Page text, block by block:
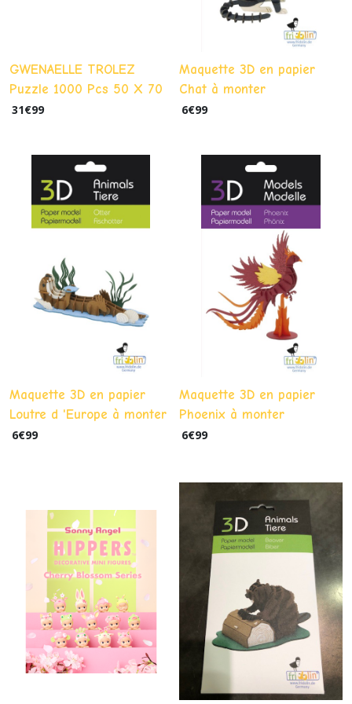
GWENAELLE TROLEZ
Puzzle 1000 Pcs 50 X 70
Cm + Pochon - Meduses
31€99
Maquette 3D en papier
Chat à monter
6€99
Maquette 3D en papier
Loutre d 'Europe à monter
6€99
Maquette 3D en papier
Phoenix à monter
6€99